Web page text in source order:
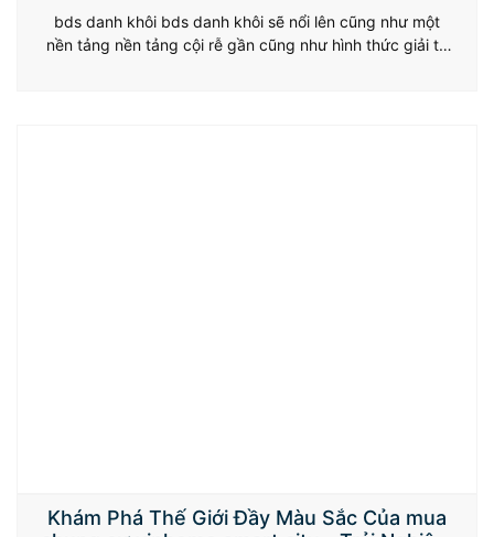
bds danh khôi bds danh khôi sẽ nổi lên cũng như một
nền tảng nền tảng cội rễ gần cũng như hình thức giải trí
Khám Phá Thế Giới Đầy Màu Sắc Của mua